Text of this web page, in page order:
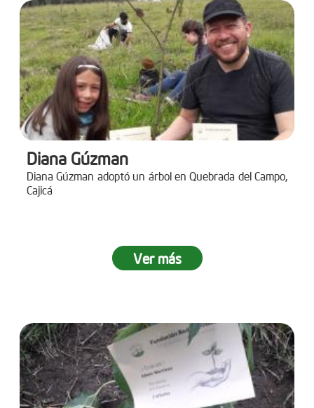
Diana Gúzman
Diana Gúzman adoptó un árbol en Quebrada del Campo,
Cajicá
Ver más